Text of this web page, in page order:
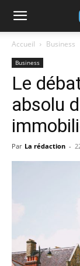
Accueil Business
Business
Le
absolu
Par La rédaction -